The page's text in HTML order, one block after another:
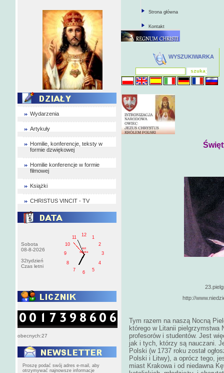
Wydarzenia
Artykuły
Homilie, konferencje, teksty w
formie dzwiękowej
Homilie konferencje w formie
filmowej
Książki
CHRISTUS VINCIT - TV
Sobota
08-8-2026
32tydzień
Czas letni
1
2
3
4
5
6
7
8
9
10
11
12
AM
sobota
obecnych:27
Proszę podać swój adres e-mail, aby
otrzymywać najnowsze informacje
Strona główna
Kontakt
WYSZUKIWARKA
http://
Tym razem na naszą Nocną
którego w Litanii pielgrzymstwa
profesorów i studentów. Jest
jak i tych, którzy są nauczani.
Polski (w 1737 roku został
Polski i Litwy), a oprócz tego,
miast Krakowa i od niedawna